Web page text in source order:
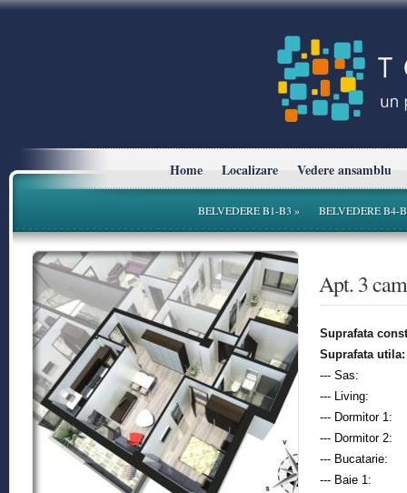
Home Localizare Vedere ansamblu
BELVEDERE B1-B3» BELVEDERE B4-
* Planurile si suprafetele sunt cu titlu informativ.
Apt. 3
Suprafata
Suprafata utila:
--- Sas:
--- Living:
--- Dormitor 1:
--- Dormitor 2:
--- Bucatarie:
--- Baie 1: